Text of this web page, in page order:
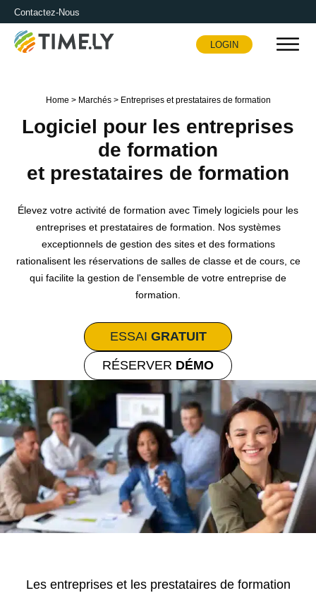
Contactez-Nous
Timely
LOGIN
Home > Marchés> Entreprises et prestataires de formation
Logiciel pour les entreprises
de formation
et prestataires de formation
Élevez votre activité de formation avec Timely logiciels pour les
entreprises et prestataires de formation. Nos systèmes
exceptionnels de gestion des sites et des formations
rationalisent les réservations de salles de classe et de cours, ce
qui facilite la gestion de l'ensemble de votre entreprise de
formation.
ESSAI GRATUIT
RÉSERVER DÉMO
Les entreprises et les prestataires de formation